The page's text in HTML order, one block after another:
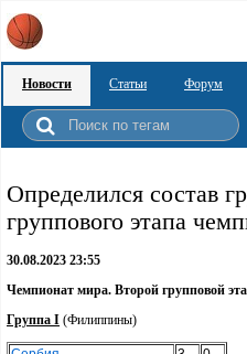
Новости Статьи Форум
Определился состав
группового этапа
30.08.2023 23:55
Чемпионат мира. Второй групповой
Группа I (Филиппины)